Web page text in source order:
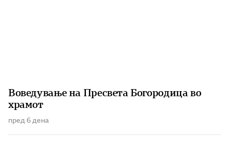
Воведување на Пресвета Богородица во
храмот
пред 6 дена